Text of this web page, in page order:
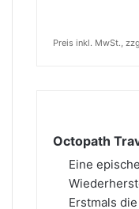
Preis inkl. MwSt.,
Octopath
Eine
Erstmals